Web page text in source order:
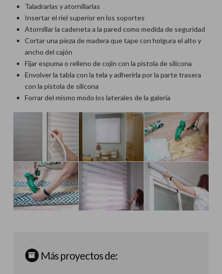
Taladrarlas y atornillarlas
Insertar el riel superior en los soportes
Atornillar la cadeneta a la pared como medida de seguridad
Cortar una pieza de madera que tape con holgura el alto y
ancho del cajón
Fijar espuma o relleno de cojín con la pistola de silicona
Envolver la tabla con la tela y adherirla por la parte trasera
con la pistola de silicona
Forrar del mismo modo los laterales de la galería
Más proyectos de: